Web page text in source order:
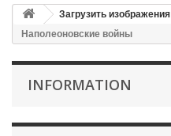
Загрузить изображения
Наполеоновские войны
INFORMATION